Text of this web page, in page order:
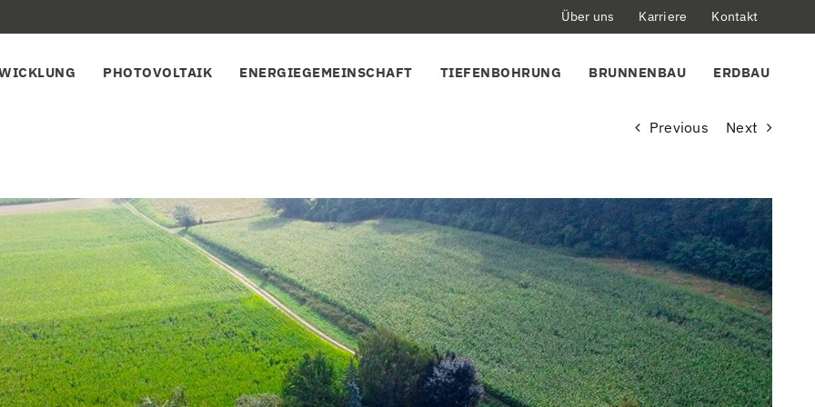
Über uns Karriere Kontakt
PHOTOVOLTAIK ENERGIEGEMEINSCHAFT TIEFENBOHRUNG BRUNNENBAU ERDBAU
Previous Next